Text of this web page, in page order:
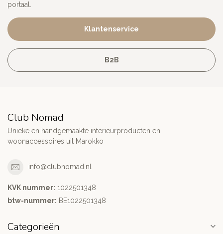
portaal.
Klantenservice
B2B
Club Nomad
Unieke en handgemaakte interieurproducten en
woonaccessoires uit Marokko
info@clubnomad.nl
KVK nummer: 1022501348
btw-nummer: BE1022501348
Categorieën